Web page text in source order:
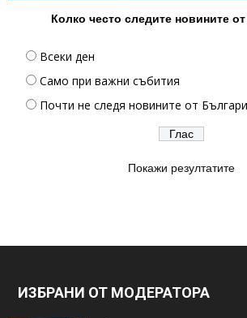
Колко често следите новините
Всеки ден
Само при важни събития
Почти не следя новините от
Покажи резултатите
ИЗБРАНИ ОТ МОДЕРАТОРА